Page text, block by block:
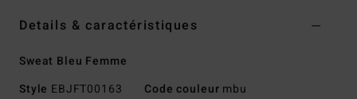
Details & caractéristiques
Sweat Bleu Femme
Style EBJFT00163 Code couleur mbu